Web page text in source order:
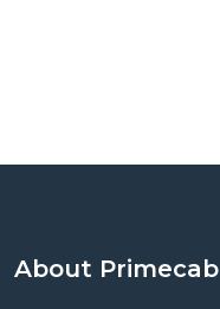
About Primecab